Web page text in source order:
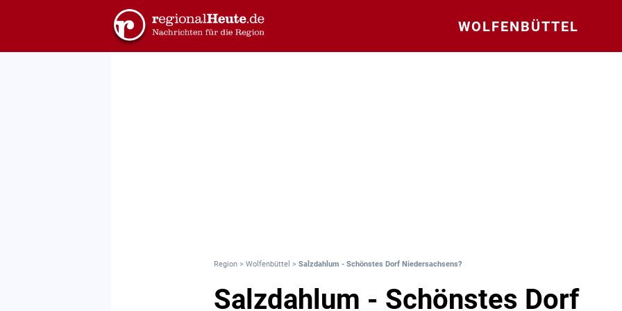
WOLFENBÜTTEL
Region > Wolfenbüttel > Salzdahlum - Schönstes Dorf Niedersachsens?
Salzdahlum - Schönstes Dorf